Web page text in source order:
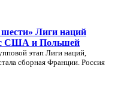
Лиги наций
с США и Польшей
этап Лиги наций,
сборная Франции. Россия